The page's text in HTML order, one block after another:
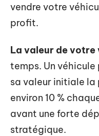
vendre votre
profit.
La valeur de
temps. Un véhicule
sa valeur initiale la
environ 10 %
avant une forte
stratégique.